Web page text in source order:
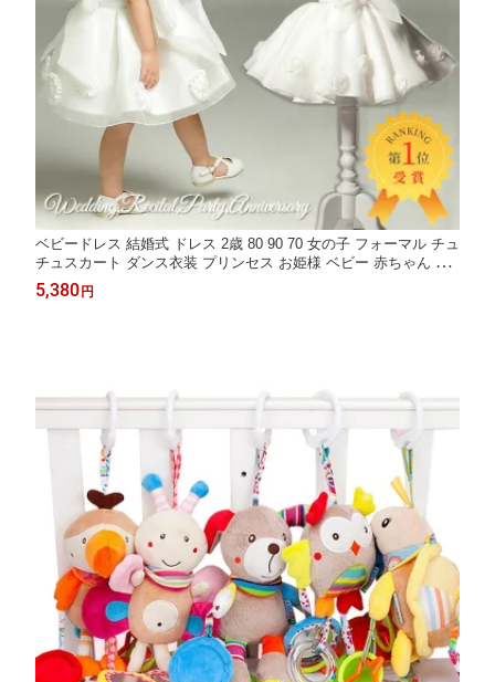
ベビードレス 結婚式 ドレス 2歳 80 90 70 女の子 フォーマル チュ
チュスカート ダンス衣装 プリンセス お姫様 ベビー 赤ちゃん リ
ボン セレモニー 白 ホワイト 発表会 ピアノ バイオリン 七五三 写
真撮影 出産祝 6ヶ月 12か月 18ヶ月 dress-001
5,380 円